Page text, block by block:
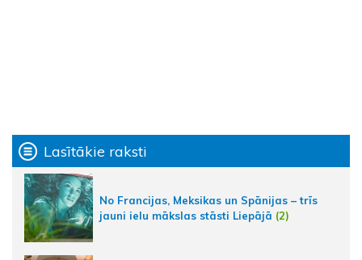
Lasītākie raksti
No Francijas, Meksikas un Spānijas – trīs
jauni ielu mākslas stāsti Liepājā (2)